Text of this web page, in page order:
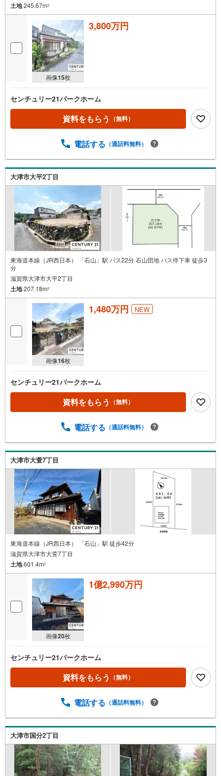
土地245.67m2
画像15枚
3,800万円
センチュリー21パークホーム
資料をもらう （無料）
電話する （通話料無料）
大津市大平2丁目
東海道本線（JR西日本） 「石山」駅 バス22分 石山団地 バス停下車 徒歩3
分
滋賀県大津市大平2丁目
土地207.18m2
画像16枚
1,480万円 NEW
センチュリー21パークホーム
資料をもらう （無料）
電話する （通話料無料）
大津市大萱7丁目
東海道本線（JR西日本） 「石山」駅 徒歩42分
滋賀県大津市大萱7丁目
土地601.4m2
画像20枚
1億2,990万円
センチュリー21パークホーム
資料をもらう （無料）
電話する （通話料無料）
大津市国分2丁目